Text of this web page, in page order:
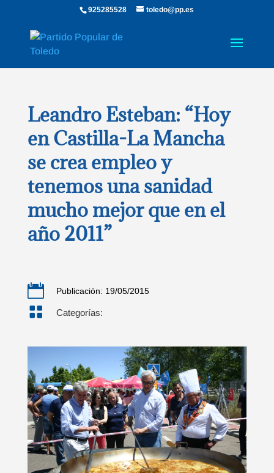
925285528 toledo@pp.es
Leandro Esteban: “Hoy
en Castilla-La Mancha
se crea empleo y
tenemos una sanidad
mucho mejor que en el
año 2011”
 Publicación: 19/05/2015
 Categorías: